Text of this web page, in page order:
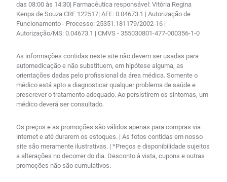
das 08:00 às 14:30| Farmacêutica responsável: Vitória Regina
Kenps de Souza CRF 122517| AFE: 0.04673.1 | Autorização de
Funcionamento - Processo: 25351.181179/2002-16 |
Autorização/MS: 0.04673.1 | CMVS - 355030801-477-000356-1-0
As informações contidas neste site não devem ser usadas para
automedicação e não substituem, em hipótese alguma, as
orientações dadas pelo profissional da área médica. Somente o
médico está apto a diagnosticar qualquer problema de saúde e
prescrever o tratamento adequado. Ao persistirem os sintomas, um
médico deverá ser consultado.
Os preços e as promoções são válidos apenas para compras via
internet e até durarem os estoques. | As fotos contidas em nosso
site são meramente ilustrativas. | *Preços e disponibilidade sujeitos
a alterações no decorrer do dia. Desconto à vista, cupons e outras
promoções não são cumulativos.